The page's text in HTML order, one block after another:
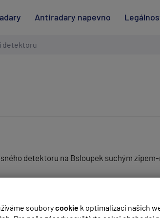
souborycookie k optimalizaci našich
Antiradary napevno
detektoru
detektoru na Bsloupek suchým
ozkoušet nejlépe u nějakého